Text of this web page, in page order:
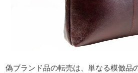
偽ブランド品の転売は、単なる模倣品